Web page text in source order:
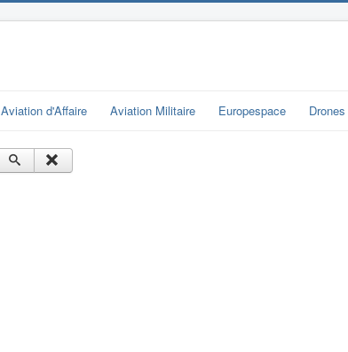
Aviation d'Affaire Aviation Militaire Europespace Drones